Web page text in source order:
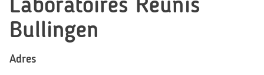
Gezondheidsinzichten
FAQ
Contact
Laboratoires Réunis
Bullingen
Adres